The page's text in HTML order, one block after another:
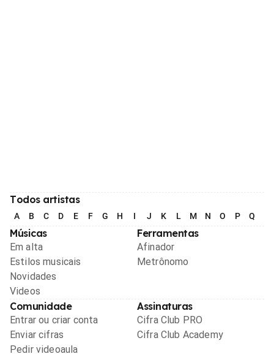
Todos artistas
A B C D E F G H I J K L M N O P Q
Músicas
Em alta
Estilos musicais
Novidades
Videos
Ferramentas
Afinador
Metrônomo
Comunidade
Entrar ou criar conta
Enviar cifras
Pedir videoaula
Assinaturas
Cifra Club PRO
Cifra Club Academy